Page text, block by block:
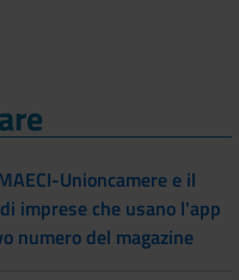
Unioncamere e il
imprese che usano l'app
numero del magazine